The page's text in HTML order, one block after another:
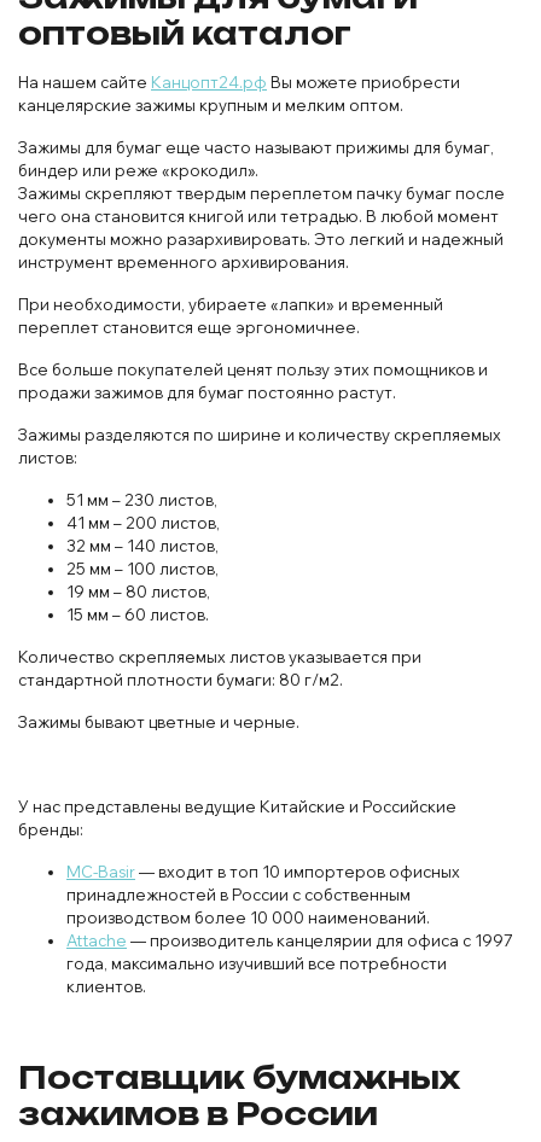
оптовый каталог
На нашем сайте Канцопт24.рф Вы можете приобрести
канцелярские зажимы крупным и мелким оптом.
Зажимы для бумаг еще часто называют прижимы для бумаг,
биндер или реже «крокодил».
Зажимы скрепляют твердым переплетом пачку бумаг после
чего она становится книгой или тетрадью. В любой момент
документы можно разархивировать. Это легкий и надежный
инструмент временного архивирования.
При необходимости, убираете «лапки» и временный
переплет становится еще эргономичнее.
Все больше покупателей ценят пользу этих помощников и
продажи зажимов для бумаг постоянно растут.
Зажимы разделяются по ширине и количеству скрепляемых
листов:
51 мм – 230 листов,
41 мм – 200 листов,
32 мм – 140 листов,
25 мм – 100 листов,
19 мм – 80 листов,
15 мм – 60 листов.
Количество скрепляемых листов указывается при
стандартной плотности бумаги: 80 г/м2.
Зажимы бывают цветные и черные.
У нас представлены ведущие Китайские и Российские
бренды:
MC-Basir— входит в топ 10 импортеров офисных
принадлежностей в России с собственным
производством более 10 000 наименований.
Attache — производитель канцелярии для офиса с 1997
года, максимально изучивший все потребности
клиентов.
Поставщик бумажных
зажимов в России